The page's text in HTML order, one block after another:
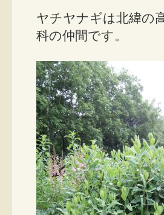
ヤチヤナギは北緯の
科の仲間です。